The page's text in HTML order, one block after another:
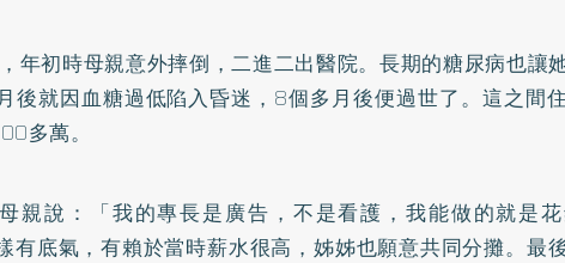
年初時母親意外摔倒，二進二出醫院。長期的糖尿病也讓
後就因血糖過低陷入昏迷，8個多月後便過世了。這之間
多萬。
親說：「我的專長是廣告，不是看護，我能做的就是
有底氣，有賴於當時薪水很高，姊姊也願意共同分攤。最